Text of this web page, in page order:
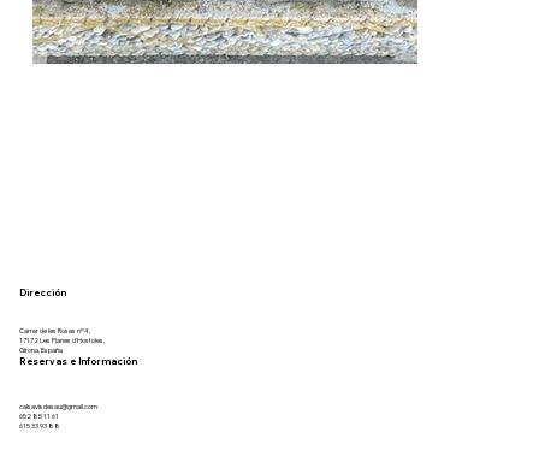
Dirección
Carrer de les Roses nº4,
17172 Les Planes d'Hostoles,
Girona, España
Reservas e Información
calsavisdesau@gmail.com
652 85 11 61
615 33 93 88